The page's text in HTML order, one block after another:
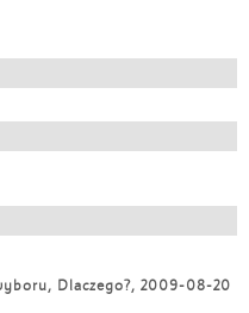
Dlaczego?, 2009-08-20